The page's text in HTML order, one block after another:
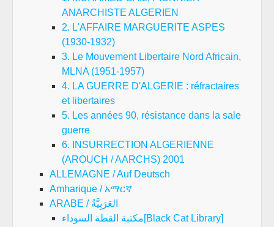
ANARCHISTE ALGERIEN
2. L'AFFAIRE MARGUERITE ASPES
(1930-1932)
3. Le Mouvement Libertaire Nord Africain,
MLNA (1951-1957)
4. LA GUERRE D'ALGERIE : réfractaires
et libertaires
5. Les années 90, résistance dans la sale
guerre
6. INSURRECTION ALGERIENNE
(AROUCH / AARCHS) 2001
ALLEMAGNE / Auf Deutsch
Amharique / አማርኛ
ARABE / العَرَبِيَّةُ
مكتبة القطة السوداء[Black Cat Library]